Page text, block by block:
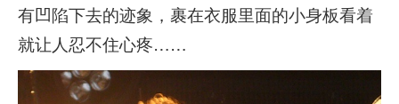
有凹陷下去的迹象，裹在衣服里面的小身板看着
就让人忍不住心疼……